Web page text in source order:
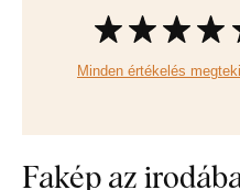
Minden értékelés
Fakép az